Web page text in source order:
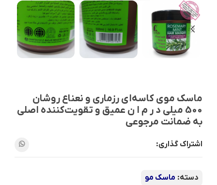
ماسک موی کاسه‌ای رزماری و نعناع روشان
500 میلی د ر م ا ن عمیق و تقویت‌کننده اصلی
به ضمانت مرجوعی
اشتراک گذاری:
دسته: ماسک مو